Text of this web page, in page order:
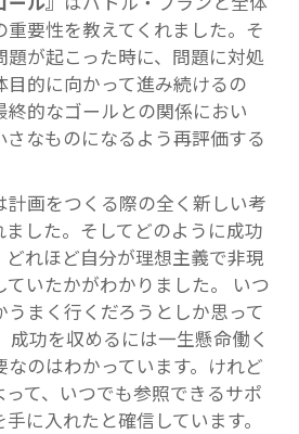
要性を教えてくれました。そ
題が起こった時に、問題に対処
目的に向かって進み続けるの
終的なゴールとの関係におい
さなものになるよう再評価する
計画をつくる際の全く新しい考
ました。そしてどのように成功
どれほど自分が理想主義で非現
ていたかがわかりました。 いつ
うまく行くだろうとしか思って
成功を収めるには一生懸命働く
なのはわかっています。けれど
て、いつでも参照できるサポ
に入れたと確信しています。